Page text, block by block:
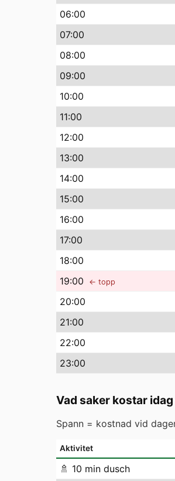
06:00
07:00
08:00
09:00
10:00
11:00
12:00
13:00
14:00
15:00
16:00
17:00
18:00
19:00 ← topp
20:00
21:00
22:00
23:00
Vad saker kostar idag
Spann = kostnad vid
Aktivitet
🚿 10 min dusch